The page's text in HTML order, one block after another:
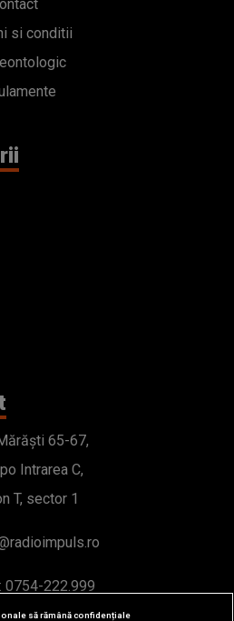
si conditii
65-67,
Intrarea C,
T, sector 1
0754-222.999
0754-222.999
să rămână confidențiale